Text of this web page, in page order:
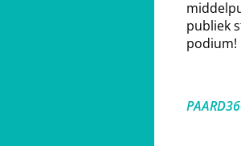
publiek
podium!